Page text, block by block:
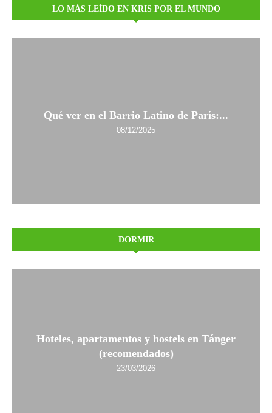
LO MÁS LEÍDO EN KRIS POR EL MUNDO
Qué ver en el Barrio Latino de París:...
08/12/2025
DORMIR
Hoteles, apartamentos y hostels en Tánger
(recomendados)
23/03/2026